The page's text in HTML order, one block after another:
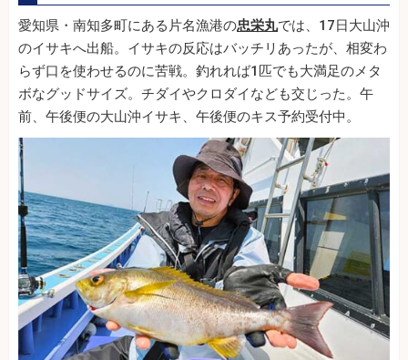
愛知県・南知多町にある片名漁港の忠栄丸では、17日大山沖
のイサキへ出船。イサキの反応はバッチリあったが、相変わ
らず口を使わせるのに苦戦。釣れれば1匹でも大満足のメタ
ボなグッドサイズ。チダイやクロダイなども交じった。午
前、午後便の大山沖イサキ、午後便のキス予約受付中。